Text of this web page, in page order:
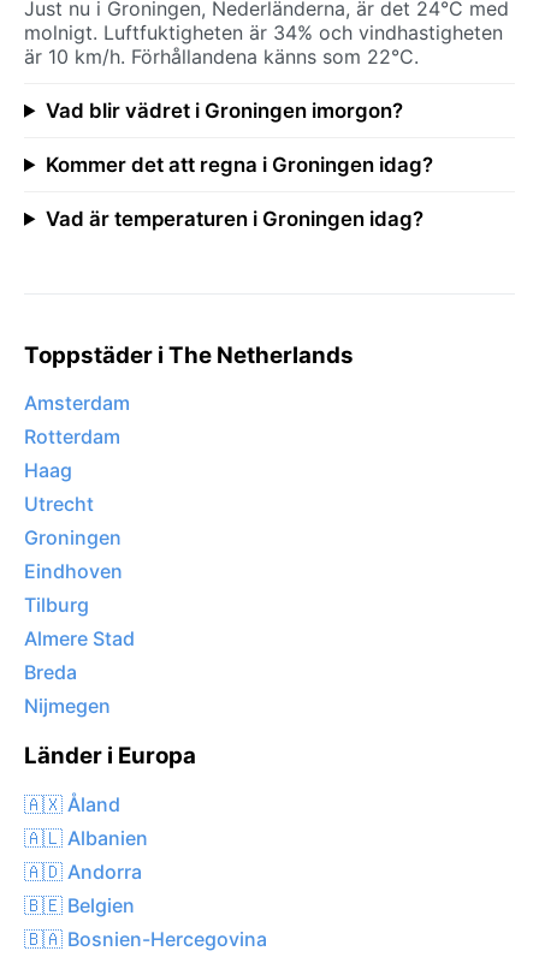
Just nu i Groningen, Nederländerna, är det 24°C med
molnigt. Luftfuktigheten är 34% och vindhastigheten
är 10 km/h. Förhållandena känns som 22°C.
Vad blir vädret i Groningen imorgon?
Kommer det att regna i Groningen idag?
Vad är temperaturen i Groningen idag?
Toppstäder i The Netherlands
Amsterdam
Rotterdam
Haag
Utrecht
Groningen
Eindhoven
Tilburg
Almere Stad
Breda
Nijmegen
Länder i Europa
🇦🇽 Åland
🇦🇱 Albanien
🇦🇩 Andorra
🇧🇪 Belgien
🇧🇦 Bosnien-Hercegovina